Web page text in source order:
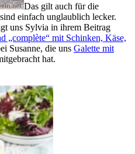
Das gilt auch für die
einfach unglaublich lecker.
uns Sylvia in ihrem Beitrag
„complète“ mit Schinken, Käse,
Susanne, die uns Galette mit
hat.